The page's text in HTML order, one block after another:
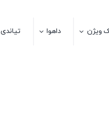
ویژن داهوا تیاندی